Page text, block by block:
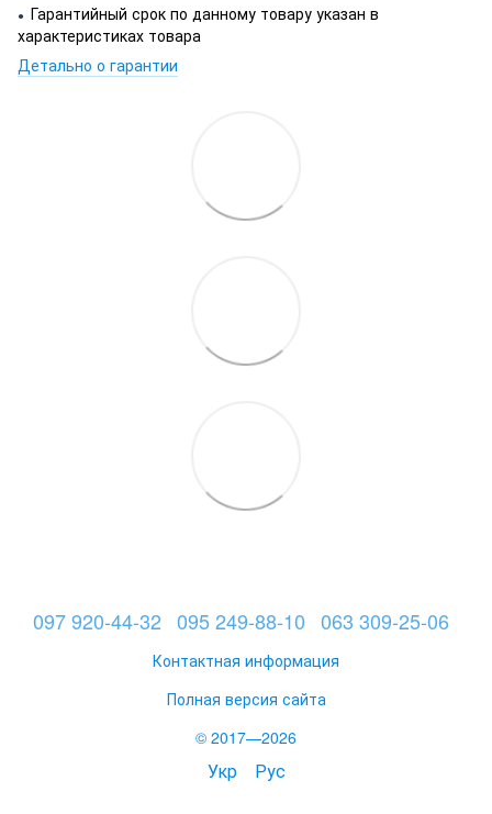
● Гарантийный срок по данному товару указан в
характеристиках товара
Детально о гарантии
097 920-44-32 095 249-88-10 063 309-25-06
Контактная информация
Полная версия сайта
© 2017—2026
Укр Рус